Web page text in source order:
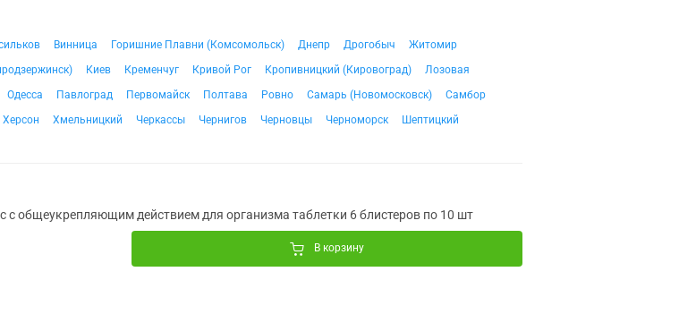
Винница Горишние Плавни (Комсомольск) Днепр Дрогобыч
Житомир
Киев Кременчуг Кривой Рог Кропивницкий (Кировоград)
Лозовая
Одесса Павлоград Первомайск Полтава Ровно Самарь (Новомосковск)
Самбор
Херсон Хмельницкий Черкассы Чернигов Черновцы Черноморск Шептицкий
общеукрепляющим действием для организма таблетки 6 блистеров по 10 шт
В корзину